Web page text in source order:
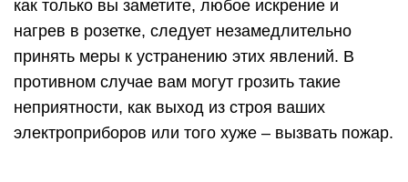
как только вы заметите, любое искрение и
нагрев в розетке, следует незамедлительно
принять меры к устранению этих явлений. В
противном случае вам могут грозить такие
неприятности, как выход из строя ваших
электроприборов или того хуже – вызвать пожар.